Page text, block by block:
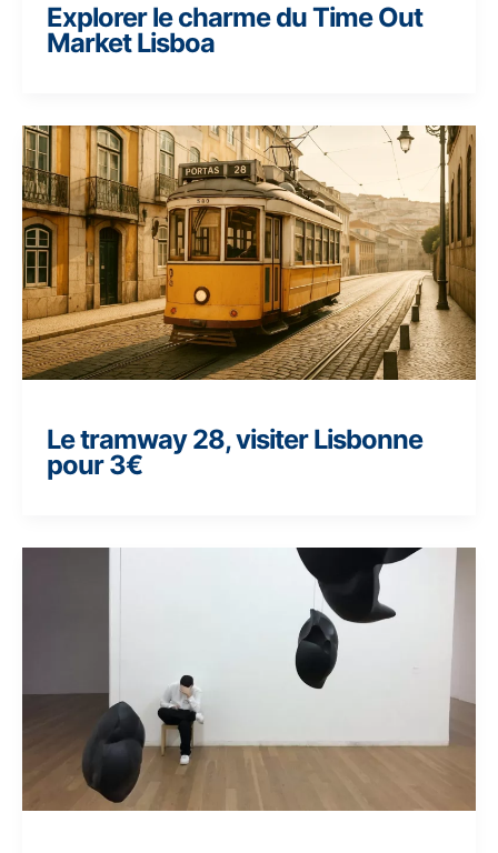
Explorer le charme du Time Out
Market Lisboa
Le tramway 28, visiter Lisbonne
pour 3€